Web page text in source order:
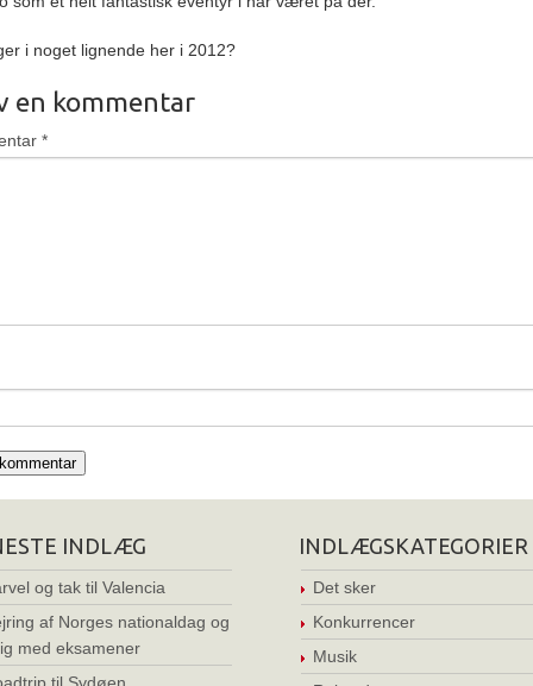
i noget lignende her i 2012?
en kommentar
*
INDLÆG
og tak til Valencia
af Norges nationaldag og
med eksamener
INDLÆGSKATEGORIER
Det sker
Konkurrencer
Musik